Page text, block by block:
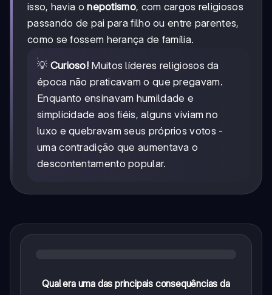
isso, havia onepotismo, com cargos religiosos
passando de pai para filho ou entre parentes,
como se fossem herança de família.
💡 Curioso! Muitos líderes religiosos da
época não praticavam o que pregavam.
Enquanto ensinavam humildade e
simplicidade aos fiéis, alguns viviam no
luxo e quebravam seus próprios votos -
uma contradição que aumentava o
descontentamento popular.
Qual era uma das principais consequências da